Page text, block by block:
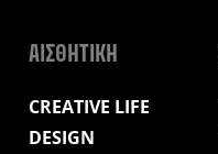
ΑΙΣΘΗΤΙΚΗ
CREATIVE LIFE
DESIGN